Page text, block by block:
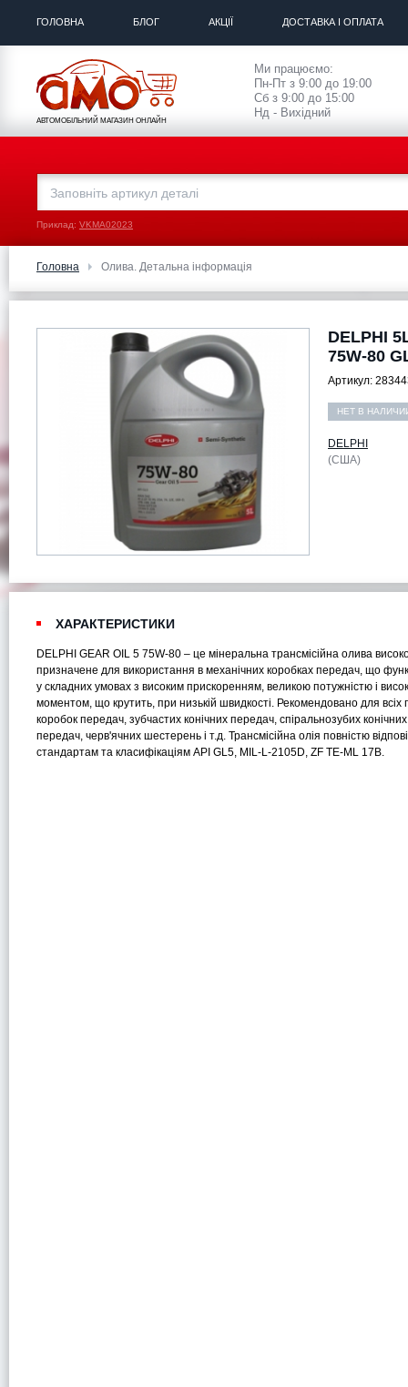
ГОЛОВНА БЛОГ АКЦІЇ ДОСТАВКА І ОПЛАТА
АВТОМОБІЛЬНИЙ МАГАЗИН ОНЛАЙН
Ми працюємо:
Пн-Пт з 9:00 до 19:00
Сб з 9:00 до 15:00
Нд - Вихідний
Приклад: VKMA02023
Головна Олива. Детальна інформація
DELPHI
75W-80
Артикул:
НЕТ В
DELPHI
(США)
ХАРАКТЕРИСТИКИ
DELPHI GEAR OIL 5 75W-80 – це мінеральна трансмісійна олива
призначене для використання в механічних коробках передач, що
у складних умовах з високим прискоренням, великою потужністю і
моментом, що крутить, при низькій швидкості. Рекомендовано для всіх
коробок передач, зубчастих конічних передач, спіральнозубих конічних
передач, черв'ячних шестерень і т.д. Трансмісійна олія повністю
стандартам та класифікаціям API GL5, MIL-L-2105D, ZF TE-ML 17B.